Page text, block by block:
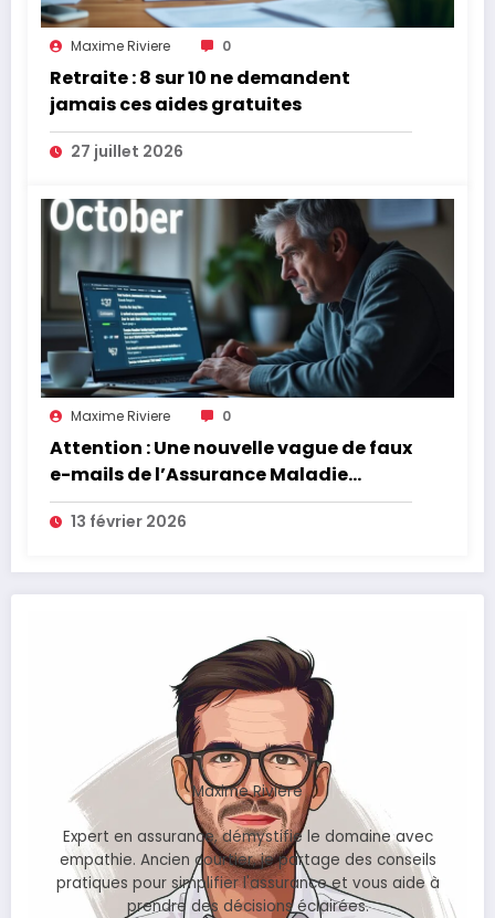
Maxime Riviere 0
Retraite : 8 sur 10 ne demandent
jamais ces aides gratuites
27 juillet 2026
Maxime Riviere 0
Attention : Une nouvelle vague de faux
e-mails de l’Assurance Maladie
menace la couverture de vos frais de
santé
13 février 2026
Maxime Rivière
Expert en assurance, démystifie le domaine avec
empathie. Ancien courtier, je partage des conseils
pratiques pour simplifier l'assurance et vous aide à
prendre des décisions éclairées.